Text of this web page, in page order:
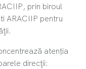
prin biroul
ARACIIP pentru
atenția
direcţii: